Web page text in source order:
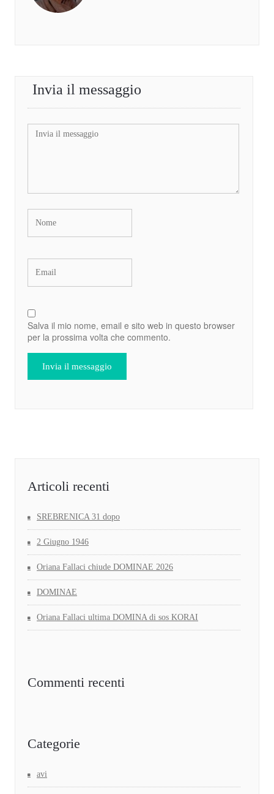
Invia il messaggio
Salva il mio nome, email e sito web in questo browser
per la prossima volta che commento.
Articoli recenti
SREBRENICA 31 dopo
2 Giugno 1946
Oriana Fallaci chiude DOMINAE 2026
DOMINAE
Oriana Fallaci ultima DOMINA di sos KORAI
Commenti recenti
Categorie
avi